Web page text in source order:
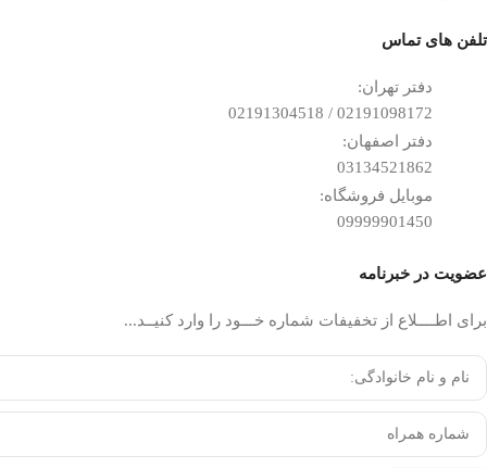
تلفن ‌های تماس
دفتر تهران:
02191098172 / 02191304518
دفتر اصفهان:
03134521862
موبایل فروشگاه:
09999901450
عضویت در خبرنامه
برای اطــــلاع از تخفیفات شماره خـــود را وارد کنیــد...